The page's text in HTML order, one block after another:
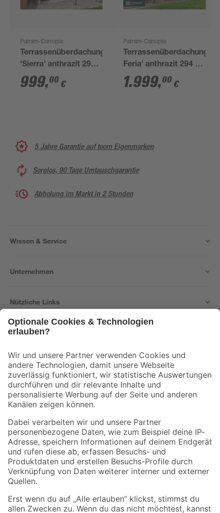
Palram-Canopia
Terrassenüberdachung
'Sierra' anthrazit 295 x
434 cm Polycarbonat
transparent
999,00 €
Palram-Canopia
Terrassenüberdachung'
Feria' anthrazit 294 x
610 cm Polycarbonat
transparent
1.999,00 €
5 Jahre Garantie auf toom Eigenmarken
Sorglos, 90 Tage Umtauschgarantie
Abholung im Markt in 2 Stunden
Wissen & Service
Unternehmen
Nützliche Links
Der toom Newsletter: Keine Angebote und Aktionen mehr verpassen!
Zur Newsletter Anmeldung
Folge uns
Zahlungsarten Versandarten
Sicher einkaufen